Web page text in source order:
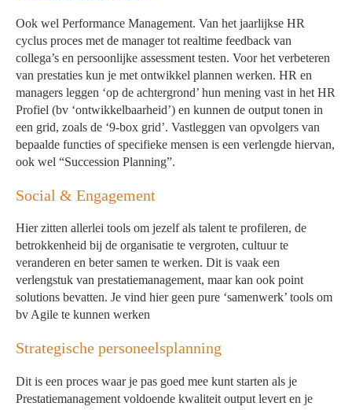
Ook wel Performance Management. Van het jaarlijkse HR
cyclus proces met de manager tot realtime feedback van
collega’s en persoonlijke assessment testen. Voor het verbeteren
van prestaties kun je met ontwikkel plannen werken. HR en
managers leggen ‘op de achtergrond’ hun mening vast in het HR
Profiel (bv ‘ontwikkelbaarheid’) en kunnen de output tonen in
een grid, zoals de ‘9-box grid’. Vastleggen van opvolgers van
bepaalde functies of specifieke mensen is een verlengde hiervan,
ook wel “Succession Planning”.
Social & Engagement
Hier zitten allerlei tools om jezelf als talent te profileren, de
betrokkenheid bij de organisatie te vergroten, cultuur te
veranderen en beter samen te werken. Dit is vaak een
verlengstuk van prestatiemanagement, maar kan ook point
solutions bevatten. Je vind hier geen pure ‘samenwerk’ tools om
bv Agile te kunnen werken
Strategische personeelsplanning
Dit is een proces waar je pas goed mee kunt starten als je
Prestatiemanagement voldoende kwaliteit output levert en je